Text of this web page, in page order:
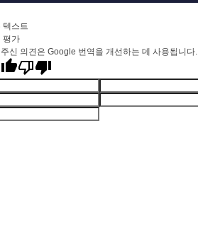
텍스트
평가
신 의견은 Google 번역을 개선하는 데 사용됩니다.